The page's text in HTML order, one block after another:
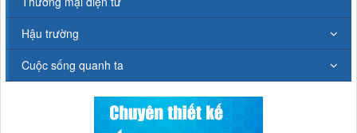
Hậu trường
Cuộc sống quanh ta